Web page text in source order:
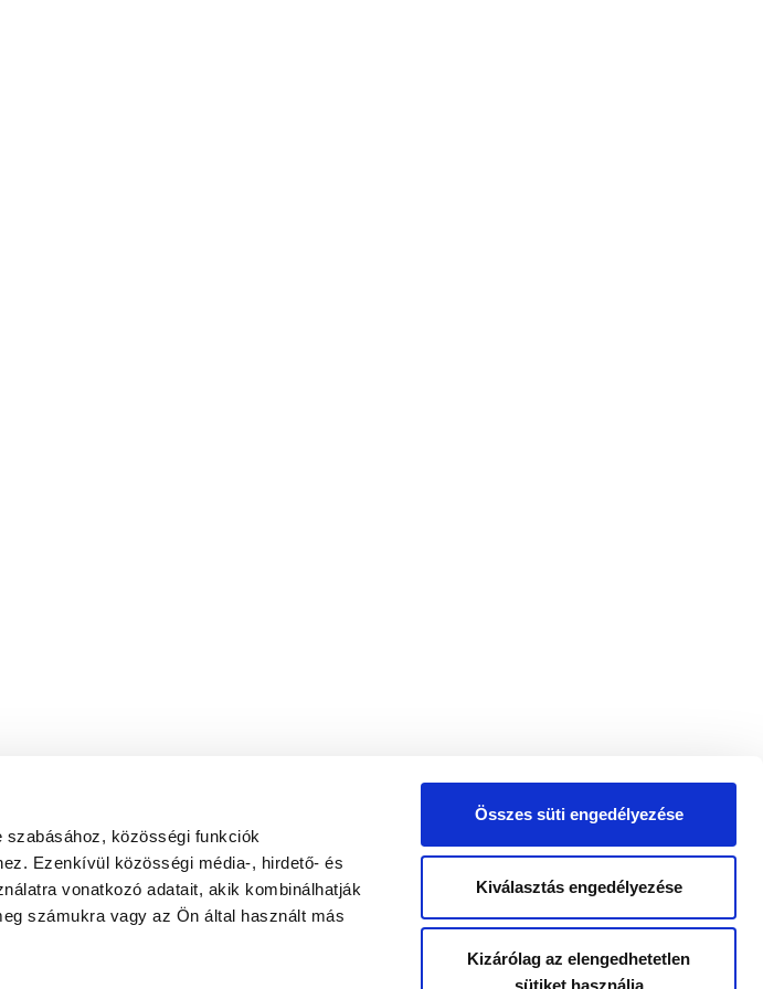
közösségi funkciók
Ezenkívül közösségi média-, hirdető- és
vonatkozó adatait, akik kombinálhatják
számukra vagy az Ön által használt más
Összes süti engedélyezése
Kiválasztás engedélyezése
Kizárólag az elengedhetetlen
sütiket használja